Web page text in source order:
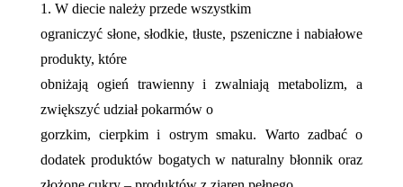
1. W diecie należy przede wszystkim
ograniczyć słone, słodkie, tłuste, pszeniczne i nabiałowe
produkty, które
obniżają ogień trawienny i zwalniają metabolizm, a
zwiększyć udział pokarmów o
gorzkim, cierpkim i ostrym smaku. Warto zadbać o
dodatek produktów bogatych w naturalny błonnik oraz